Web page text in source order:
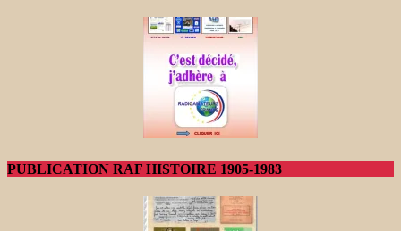
PUBLICATION RAF HISTOIRE 1905-1983